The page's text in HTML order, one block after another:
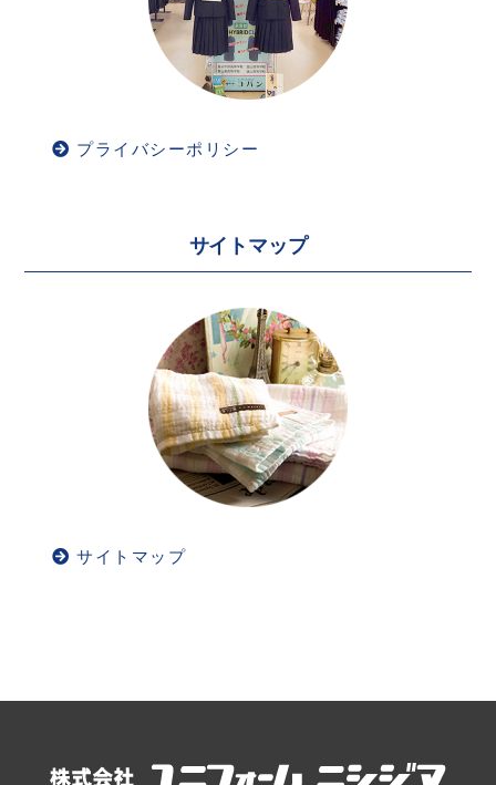
プライバシーポリシー
サイトマップ
サイトマップ